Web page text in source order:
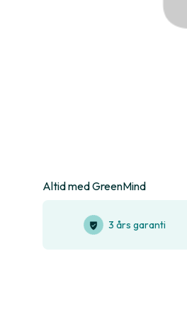
Altid med GreenMind
3 års garanti